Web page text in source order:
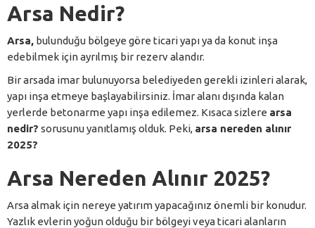
Arsa Nedir?
Arsa, bulunduğu bölgeye göre ticari yapı ya da konut inşa
edebilmek için ayrılmış bir rezerv alandır.
Bir arsada imar bulunuyorsa belediyeden gerekli izinleri alarak,
yapı inşa etmeye başlayabilirsiniz. İmar alanı dışında kalan
yerlerde betonarme yapı inşa edilemez. Kısaca sizlere arsa
nedir? sorusunu yanıtlamış olduk. Peki, arsa nereden alınır
2025?
Arsa Nereden Alınır 2025?
Arsa almak için nereye yatırım yapacağınız önemli bir konudur.
Yazlık evlerin yoğun olduğu bir bölgeyi veya ticari alanların